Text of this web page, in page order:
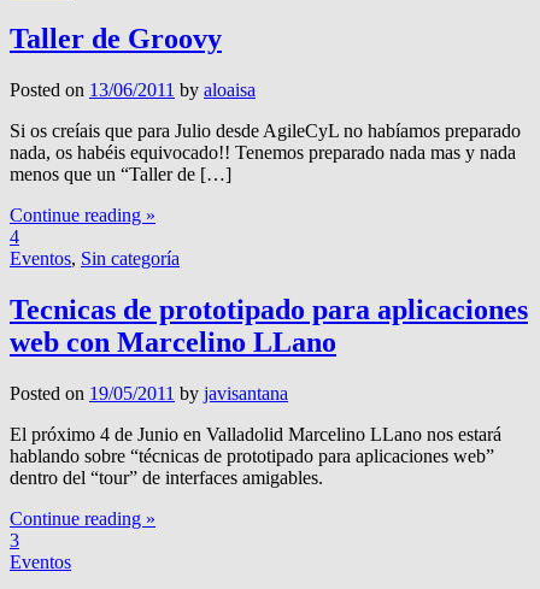
Taller de Groovy
Posted on 13/06/2011 by aloaisa
Si os creíais que para Julio desde AgileCyL no habíamos preparado
nada, os habéis equivocado!! Tenemos preparado nada mas y nada
menos que un “Taller de […]
Continue reading »
4
Eventos, Sin categoría
Tecnicas de prototipado para aplicaciones
web con Marcelino LLano
Posted on 19/05/2011 by javisantana
El próximo 4 de Junio en Valladolid Marcelino LLano nos estará
hablando sobre “técnicas de prototipado para aplicaciones web”
dentro del “tour” de interfaces amigables.
Continue reading »
3
Eventos